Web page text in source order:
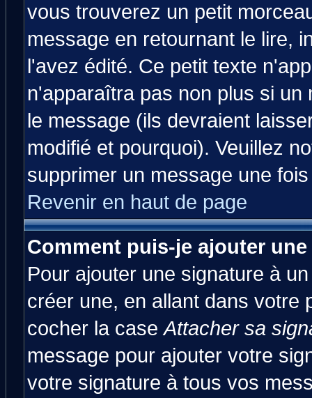
vous trouverez un petit
message en retournant le lire,
l'avez édité. Ce petit texte
n'apparaîtra pas non plus si
le message (ils devraient
modifié et pourquoi). Veuillez
supprimer un message une
Revenir en haut de page
Comment puis-je ajouter
Pour ajouter une signature à
créer une, en allant dans votre
cocher la caseAttacher sa
message pour ajouter votre
votre signature à tous vos